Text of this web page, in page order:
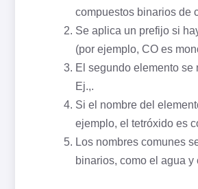
compuestos binarios de
Se aplica un prefijo si
(por ejemplo, CO es
El segundo elemento se
Ej.,.
Si el nombre del
ejemplo, el tetróxido es
Los nombres comunes
binarios, como el agua y